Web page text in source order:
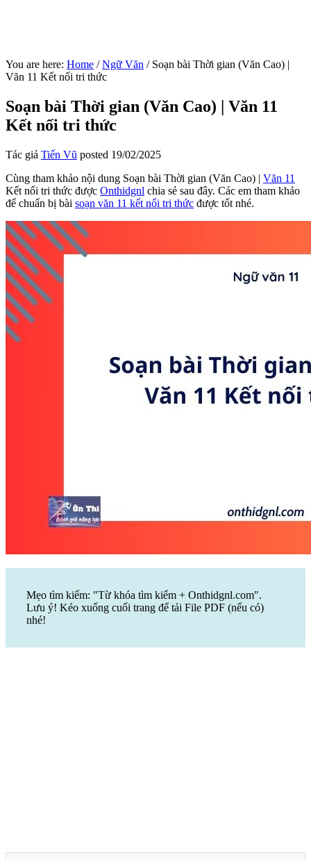
You are here: Home / Ngữ Văn /Soạn bài Thời gian (Văn Cao) |
Văn 11 Kết nối tri thức
Soạn bài Thời gian (Văn Cao) | Văn 11
Kết nối tri thức
Tác giả Tiến Vũ posted 19/02/2025
Cùng tham khảo nội dung Soạn bài Thời gian (Văn Cao) | Văn 11
Kết nối tri thức được Onthidgnl chia sẻ sau đây. Các em tham khảo
để chuẩn bị bài soạn văn 11 kết nối tri thức được tốt nhé.
Mẹo tìm kiếm: "Từ khóa tìm kiếm + Onthidgnl.com".
Lưu ý! Kéo xuống cuối trang để tải File PDF (nếu có)
nhé!